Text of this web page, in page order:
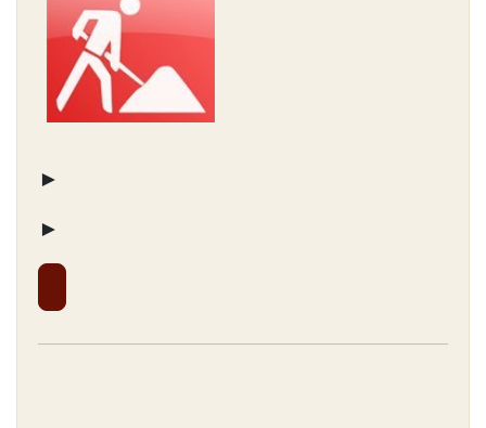
► Wenn Sie
►